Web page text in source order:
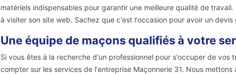
matériels indispensables pour garantir une meilleure qualité de
à visiter son site web. Sachez que c'est l'occasion pour avoir un
Une équipe de maçons qualifiés à votre
Si vous êtes à la recherche d'un professionnel pour s'occuper de
compter sur les services de l'entreprise Maçonnerie 31. Nous